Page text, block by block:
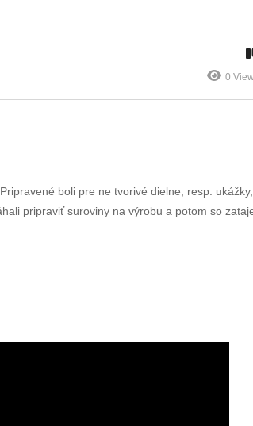
0
boli pre ne tvorivé dielne, resp.
pripraviť suroviny na výrobu a potom so